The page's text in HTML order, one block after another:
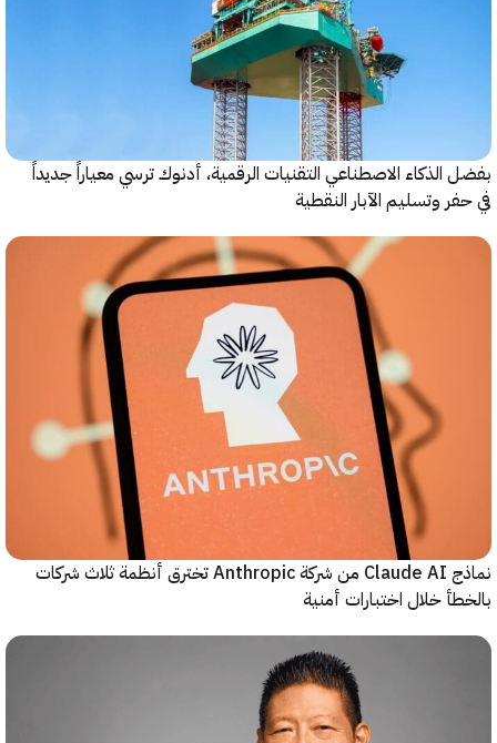
الاصطناعي التقنيات الرقمية، أدنوك ترسي معياراً جديداً
وتسليم الآبار النقطية
نماذج Claude AI من شركة Anthropic تخترق أنظمة ثلاث شركات
خلال اختبارات أمنية